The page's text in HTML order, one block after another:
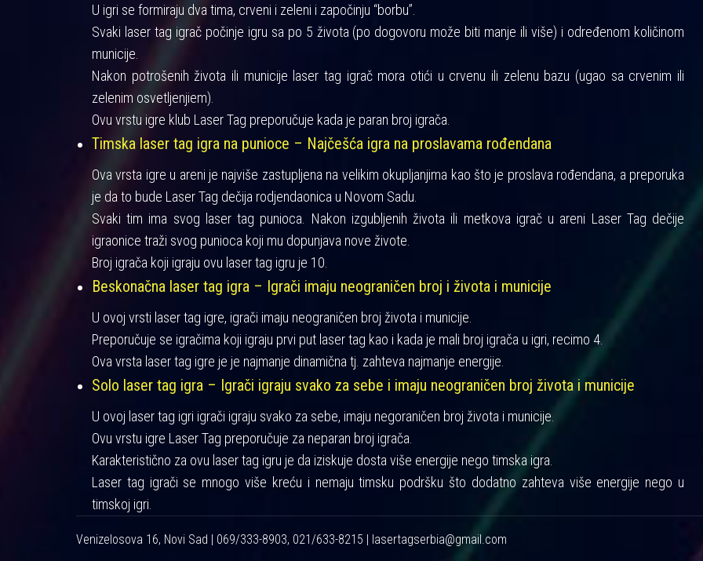
U igri se formiraju dva tima, crveni i zeleni i započinju “borbu”.
Svaki laser tag igrač počinje igru sa po 5 života (po dogovoru može biti manje ili više) i određenom količinom
municije.
Nakon potrošenih života ili municije laser tag igrač mora otići u crvenu ili zelenu bazu (ugao sa crvenim ili
zelenim osvetljenjiem).
Ovu vrstu igre klub Laser Tag preporučuje kada je paran broj igrača.
Timska laser tag igra na punioce – Najčešća igra na proslavama rođendana
Ova vrsta igre u areni je najviše zastupljena na velikim okupljanjima kao što je proslava rođendana, a preporuka
je da to bude Laser Tag dečija rodjendaonica u Novom Sadu.
Svaki tim ima svog laser tag punioca. Nakon izgubljenih života ili metkova igrač u areni Laser Tag dečije
igraonice traži svog punioca koji mu dopunjava nove živote.
Broj igrača koji igraju ovu laser tag igru je 10.
Beskonačna laser tag igra – Igrači imaju neograničen broj i života i municije
U ovoj vrsti laser tag igre, igrači imaju neograničen broj života i municije.
Preporučuje se igračima koji igraju prvi put laser tag kao i kada je mali broj igrača u igri, recimo 4.
Ova vrsta laser tag igre je je najmanje dinamična tj. zahteva najmanje energije.
Solo laser tag igra – Igrači igraju svako za sebe i imaju neograničen broj života i municije
U ovoj laser tag igri igrači igraju svako za sebe, imaju negoraničen broj života i municije.
Ovu vrstu igre Laser Tag preporučuje za neparan broj igrača.
Karakteristično za ovu laser tag igru je da iziskuje dosta više energije nego timska igra.
Laser tag igrači se mnogo više kreću i nemaju timsku podršku što dodatno zahteva više energije nego u
timskoj igri.
Venizelosova 16, Novi Sad | 069/333-8903, 021/633-8215 | lasertagserbia@gmail.com